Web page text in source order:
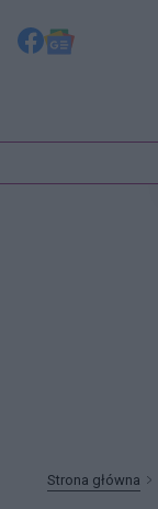
Strona główna